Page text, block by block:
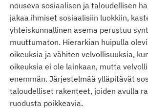
nouseva sosiaalisen ja taloudellisen
jakaa ihmiset sosiaalisiin luokkiin,
yhteiskunnallinen asema perustuu
muuttumaton. Hierarkian huipulla
oikeuksia ja vähiten velvollisuuksia,
oikeuksia ei ole lainkaan, mutta
enemmän. Järjestelmää ylläpitävät
taloudelliset rakenteet, joiden avulla
ruodusta poikkeavia.